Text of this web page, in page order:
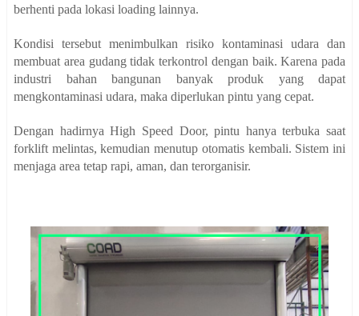
berhenti pada lokasi loading lainnya.
Kondisi tersebut menimbulkan risiko kontaminasi udara dan
membuat area gudang tidak terkontrol dengan baik. Karena pada
industri bahan bangunan banyak produk yang dapat
mengkontaminasi udara, maka diperlukan pintu yang cepat.
Dengan hadirnya High Speed Door, pintu hanya terbuka saat
forklift melintas, kemudian menutup otomatis kembali. Sistem ini
menjaga area tetap rapi, aman, dan terorganisir.